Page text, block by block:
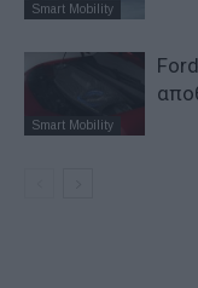
Smart Mobility
Smart Mobility